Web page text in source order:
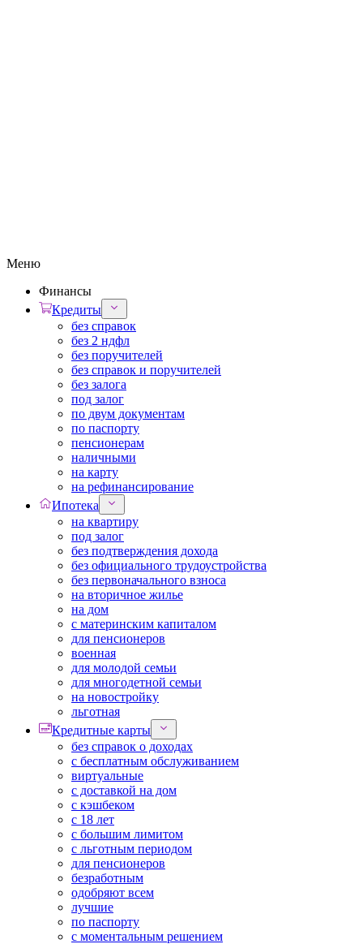
Меню
Финансы
Кредиты
без справок
без 2 ндфл
без поручителей
без справок и поручителей
без залога
под залог
по двум документам
по паспорту
пенсионерам
наличными
на карту
на рефинансирование
Ипотека
на квартиру
под залог
без подтверждения дохода
без официального трудоустройства
без первоначального взноса
на вторичное жилье
на дом
с материнским капиталом
для пенсионеров
военная
для молодой семьи
для многодетной семьи
на новостройку
льготная
Кредитные карты
без справок о доходах
с бесплатным обслуживанием
виртуальные
с доставкой на дом
с кэшбеком
с 18 лет
с большим лимитом
с льготным периодом
для пенсионеров
безработным
одобряют всем
лучшие
по паспорту
с моментальным решением